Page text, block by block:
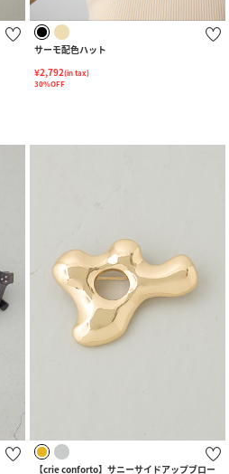
サーモ配色ハット
¥2,792(in tax)
30%OFF
【crie conforto】サニーサイドアップブロー